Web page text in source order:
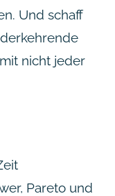
Und schaff
nicht jeder
Pareto und